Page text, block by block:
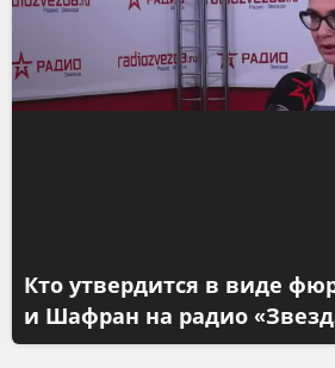
Кто утвердится в виде
и Шафран на радио